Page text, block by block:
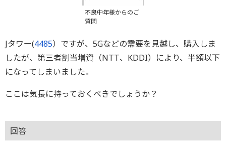
不良中年様からのご
質問
Jタワー(4485）ですが、5Gなどの需要を見越し、購入しま
したが、第三者割当増資（NTT、KDDI）により、半額以下
になってしまいました。
ここは気長に持っておくべきでしょうか？
回答